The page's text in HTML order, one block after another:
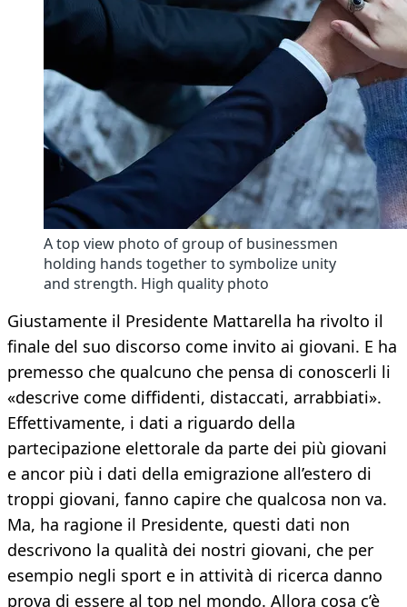
A top view photo of group of businessmen
holding hands together to symbolize unity
and strength. High quality photo
Giustamente il Presidente Mattarella ha rivolto il
finale del suo discorso come invito ai giovani. E ha
premesso che qualcuno che pensa di conoscerli li
«descrive come diffidenti, distaccati, arrabbiati».
Effettivamente, i dati a riguardo della
partecipazione elettorale da parte dei più giovani
e ancor più i dati della emigrazione all’estero di
troppi giovani, fanno capire che qualcosa non va.
Ma, ha ragione il Presidente, questi dati non
descrivono la qualità dei nostri giovani, che per
esempio negli sport e in attività di ricerca danno
prova di essere al top nel mondo. Allora cosa c’è